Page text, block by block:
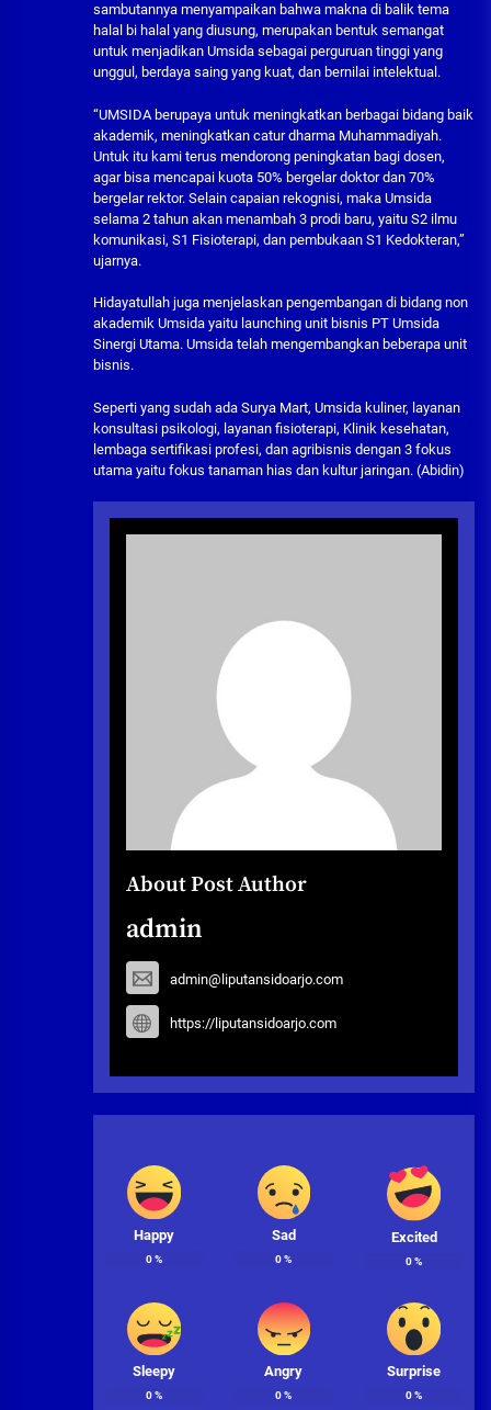
sambutannya menyampaikan bahwa makna di balik tema
halal bi halal yang diusung, merupakan bentuk semangat
untuk menjadikan Umsida sebagai perguruan tinggi yang
unggul, berdaya saing yang kuat, dan bernilai intelektual.
“UMSIDA berupaya untuk meningkatkan berbagai bidang baik
akademik, meningkatkan catur dharma Muhammadiyah.
Untuk itu kami terus mendorong peningkatan bagi dosen,
agar bisa mencapai kuota 50% bergelar doktor dan 70%
bergelar rektor. Selain capaian rekognisi, maka Umsida
selama 2 tahun akan menambah 3 prodi baru, yaitu S2 ilmu
komunikasi, S1 Fisioterapi, dan pembukaan S1 Kedokteran,”
ujarnya.
Hidayatullah juga menjelaskan pengembangan di bidang non
akademik Umsida yaitu launching unit bisnis PT Umsida
Sinergi Utama. Umsida telah mengembangkan beberapa unit
bisnis.
Seperti yang sudah ada Surya Mart, Umsida kuliner, layanan
konsultasi psikologi, layanan fisioterapi, Klinik kesehatan,
lembaga sertifikasi profesi, dan agribisnis dengan 3 fokus
utama yaitu fokus tanaman hias dan kultur jaringan. (Abidin)
About Post Author
admin
admin@liputansidoarjo.com
https://liputansidoarjo.com
Happy
0%
Sad
0%
Excited
0%
Sleepy
0%
Angry
0%
Surprise
0%